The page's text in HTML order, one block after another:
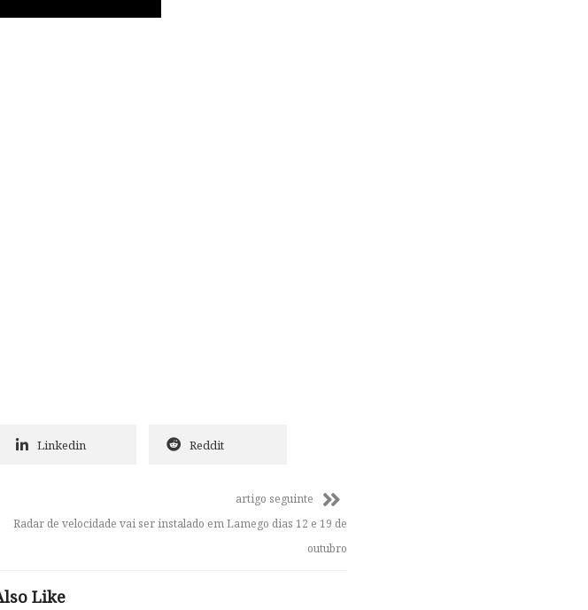
Linkedin Reddit
artigo seguinte
Radar de velocidade vai ser instalado em Lamego dias 12 e 19 de
outubro
Like